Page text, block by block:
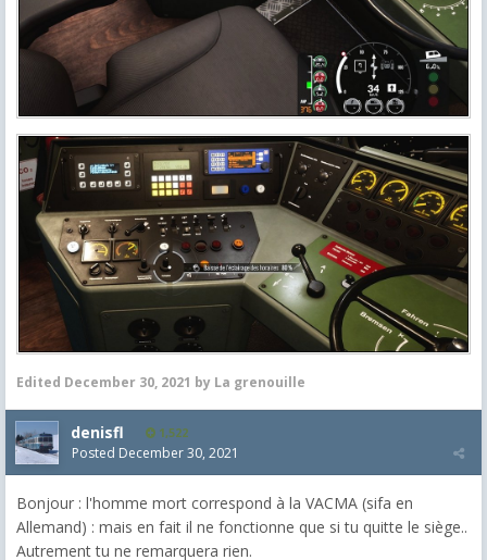
Edited December 30, 2021 by La grenouille
denisfl 1,522
Posted December 30, 2021
Bonjour : l'homme mort correspond à la VACMA (sifa en
Allemand) : mais en fait il ne fonctionne que si tu quitte le siège..
Autrement tu ne remarquera rien.